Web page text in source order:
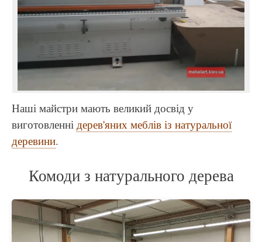
Наші майстри мають великий досвід у
виготовленні дерев'яних меблів із натуральної
деревини.
Комоди з натурального дерева